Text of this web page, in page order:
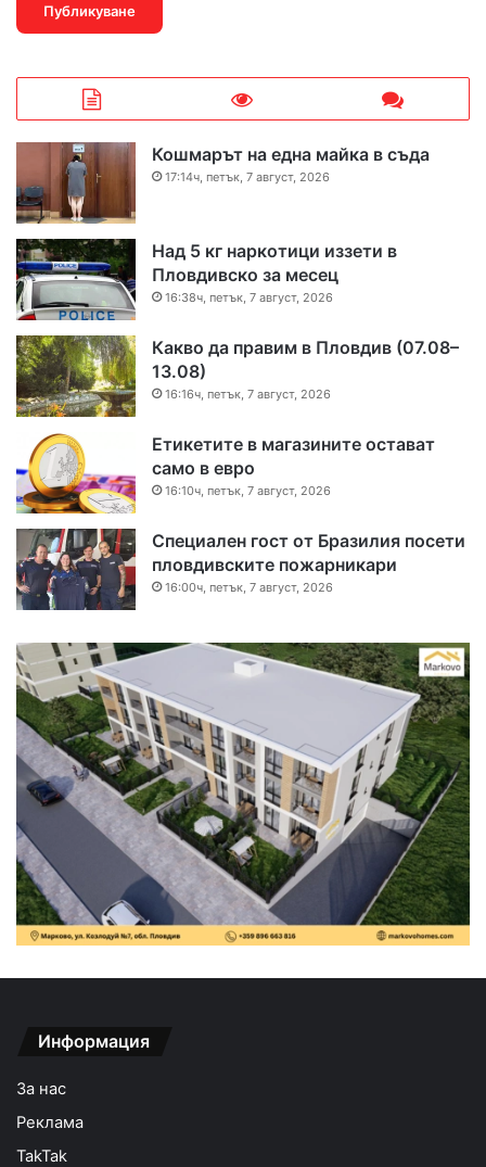
Кошмарът на една майка в съда
17:14ч, петък, 7 август, 2026
Над 5 кг наркотици иззети в
Пловдивско за месец
16:38ч, петък, 7 август, 2026
Какво да правим в Пловдив (07.08–
13.08)
16:16ч, петък, 7 август, 2026
Етикетите в магазините остават
само в евро
16:10ч, петък, 7 август, 2026
Специален гост от Бразилия посети
пловдивските пожарникари
16:00ч, петък, 7 август, 2026
Информация
За нас
Реклама
TakTak